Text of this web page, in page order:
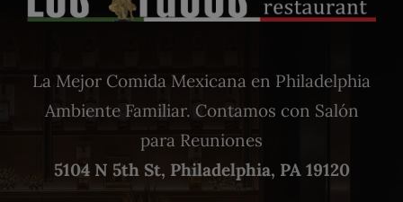
La Mejor Comida Mexicana en Philadelphia
Ambiente Familiar. Contamos con Salón
para Reuniones
5104 N 5th St, Philadelphia, PA 19120